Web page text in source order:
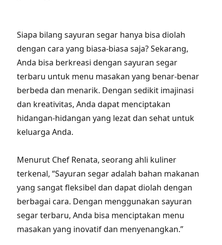
Siapa bilang sayuran segar hanya bisa diolah
dengan cara yang biasa-biasa saja? Sekarang,
Anda bisa berkreasi dengan sayuran segar
terbaru untuk menu masakan yang benar-benar
berbeda dan menarik. Dengan sedikit imajinasi
dan kreativitas, Anda dapat menciptakan
hidangan-hidangan yang lezat dan sehat untuk
keluarga Anda.
Menurut Chef Renata, seorang ahli kuliner
terkenal, “Sayuran segar adalah bahan makanan
yang sangat fleksibel dan dapat diolah dengan
berbagai cara. Dengan menggunakan sayuran
segar terbaru, Anda bisa menciptakan menu
masakan yang inovatif dan menyenangkan.”